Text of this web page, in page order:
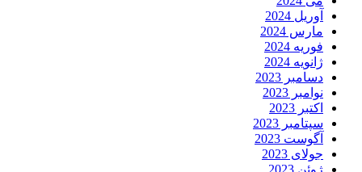
آوریل 2024
مارس 2024
فوریه 2024
ژانویه 2024
دسامبر 2023
نوامبر 2023
اکتبر 2023
سپتامبر 2023
آگوست 2023
جولای 2023